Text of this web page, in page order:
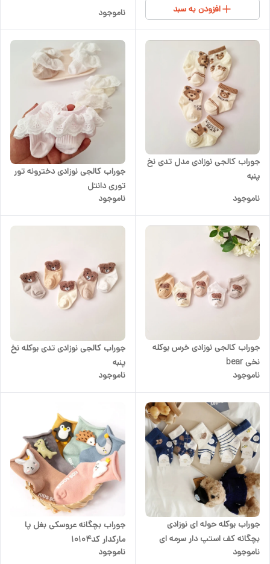
افزودن به سبد ناموجود
جوراب کالجی نوزادی مدل تدی نخ
پنبه
ناموجود
جوراب کالجی نوزادی دخترونه تور
توری دانتل
ناموجود
جوراب کالجی نوزادی خرس بوکله
نخی bear
ناموجود
جوراب کالجی نوزادی تدی بوکله نخ
پنبه
ناموجود
جوراب بوکله حوله ای نوزادی
بچگانه کف استپ دار سرمه ای
سفید سایزبندی از ۶ماه تا ۳سال
ناموجود
جوراب بچگانه عروسکی بغل پا
مارکدار کد۱۰۱۰۴
ناموجود